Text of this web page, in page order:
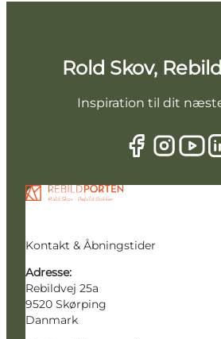
Rold Skov,
Inspiration til dit
Kontakt & Åbningstider
Adresse:
Rebildvej 25a
9520 Skørping
Danmark